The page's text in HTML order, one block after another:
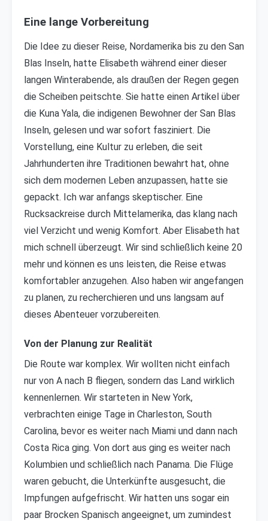
Eine lange Vorbereitung
Die Idee zu dieser Reise, Nordamerika bis zu den San
Blas Inseln, hatte Elisabeth während einer dieser
langen Winterabende, als draußen der Regen gegen
die Scheiben peitschte. Sie hatte einen Artikel über
die Kuna Yala, die indigenen Bewohner der San Blas
Inseln, gelesen und war sofort fasziniert. Die
Vorstellung, eine Kultur zu erleben, die seit
Jahrhunderten ihre Traditionen bewahrt hat, ohne
sich dem modernen Leben anzupassen, hatte sie
gepackt. Ich war anfangs skeptischer. Eine
Rucksackreise durch Mittelamerika, das klang nach
viel Verzicht und wenig Komfort. Aber Elisabeth hat
mich schnell überzeugt. Wir sind schließlich keine 20
mehr und können es uns leisten, die Reise etwas
komfortabler anzugehen. Also haben wir angefangen
zu planen, zu recherchieren und uns langsam auf
dieses Abenteuer vorzubereiten.
Von der Planung zur Realität
Die Route war komplex. Wir wollten nicht einfach
nur von A nach B fliegen, sondern das Land wirklich
kennenlernen. Wir starteten in New York,
verbrachten einige Tage in Charleston, South
Carolina, bevor es weiter nach Miami und dann nach
Costa Rica ging. Von dort aus ging es weiter nach
Kolumbien und schließlich nach Panama. Die Flüge
waren gebucht, die Unterkünfte ausgesucht, die
Impfungen aufgefrischt. Wir hatten uns sogar ein
paar Brocken Spanisch angeeignet, um zumindest